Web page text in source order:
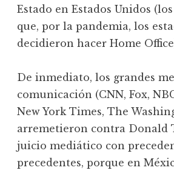
Estado en Estados Unidos
que, por la pandemia, los
decidieron hacer Home
De inmediato, los grandes
comunicación (CNN, Fox,
New York Times, The
arremetieron contra Donald
juicio mediático con
precedentes, porque en